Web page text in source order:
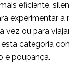
eficiente,
experimentar a
vez ou para
categoria
e poupança.